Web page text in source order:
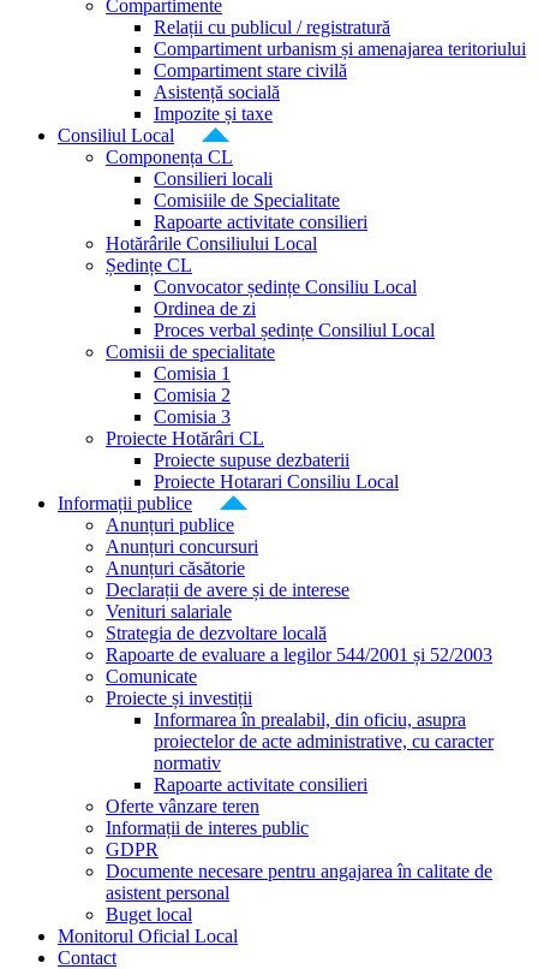
Compartimente
Relații cu publicul / registratură
Compartiment urbanism și amenajarea teritoriului
Compartiment stare civilă
Asistență socială
Impozite și taxe
Consiliul Local
Componența CL
Consilieri locali
Comisiile de Specialitate
Rapoarte activitate consilieri
Hotărârile Consiliului Local
Ședințe CL
Convocator ședințe Consiliu Local
Ordinea de zi
Proces verbal ședințe Consiliul Local
Comisii de specialitate
Comisia 1
Comisia 2
Comisia 3
Proiecte Hotărâri CL
Proiecte supuse dezbaterii
Proiecte Hotarari Consiliu Local
Informații publice
Anunțuri publice
Anunțuri concursuri
Anunțuri căsătorie
Declarații de avere și de interese
Venituri salariale
Strategia de dezvoltare locală
Rapoarte de evaluare a legilor 544/2001 și 52/2003
Comunicate
Proiecte și investiții
Informarea în prealabil, din oficiu, asupra
proiectelor de acte administrative, cu caracter
normativ
Rapoarte activitate consilieri
Oferte vânzare teren
Informații de interes public
GDPR
Documente necesare pentru angajarea în calitate de
asistent personal
Buget local
Monitorul Oficial Local
Contact